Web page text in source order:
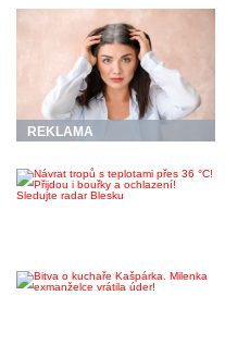
REKLAMA